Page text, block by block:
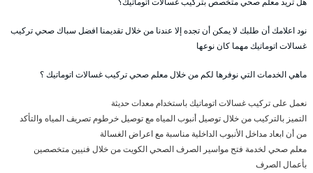
نود اعلامك أن طلبك لا يمكن أن تجده إلا عندنا من خلال تقديمنا افضل سباك صحي تركيب
غسالات اتوماتيك مهما كان نوعها
ماهي الخدمات التي نوفرها لكم من خلال معلم صحي تركيب غسالات اتوماتيك ؟
نعمل على تركيب غسالات اتوماتيك باستخدام معدات حديثة
التميز بالتركيب من خلال توصيل أنبوب المياه مع توصيل خرطوم تصريف المياه والتأكد
من أن ابعاد مداخل الأنبوب الداخلية مناسبة مع اعراض الغسالة
معلم صحي لخدمة فتح مواسير الصرف الصحي الكويت من خلال فنيين متخصصين
بأعمال الصرف